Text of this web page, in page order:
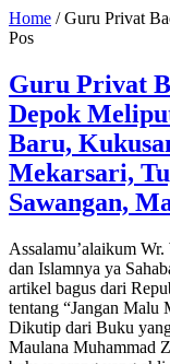
Home /Guru Privat
Pos
Guru Privat
Depok
Baru,
Mekarsari,
Sawangan,
Assalamu’alaikum
dan Islamnya ya
artikel bagus dari
tentang “Jangan Malu
Dikutip dari Buku
Maulana Muhammad